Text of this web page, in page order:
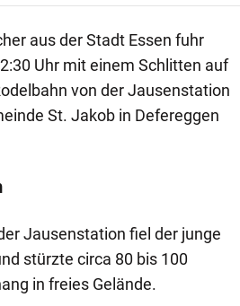
aus der Stadt Essen fuhr
Uhr mit einem Schlitten auf
von der Jausenstation
St. Jakob in Defereggen
Jausenstation fiel der junge
stürzte circa 80 bis 100
in freies Gelände.